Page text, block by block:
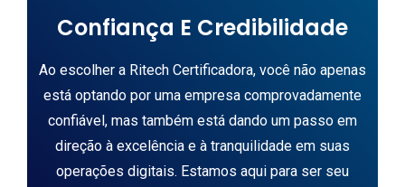
Confiança E Credibilidade
Ao escolher a Ritech Certificadora, você não apenas
está optando por uma empresa comprovadamente
confiável, mas também está dando um passo em
direção à excelência e à tranquilidade em suas
operações digitais. Estamos aqui para ser seu